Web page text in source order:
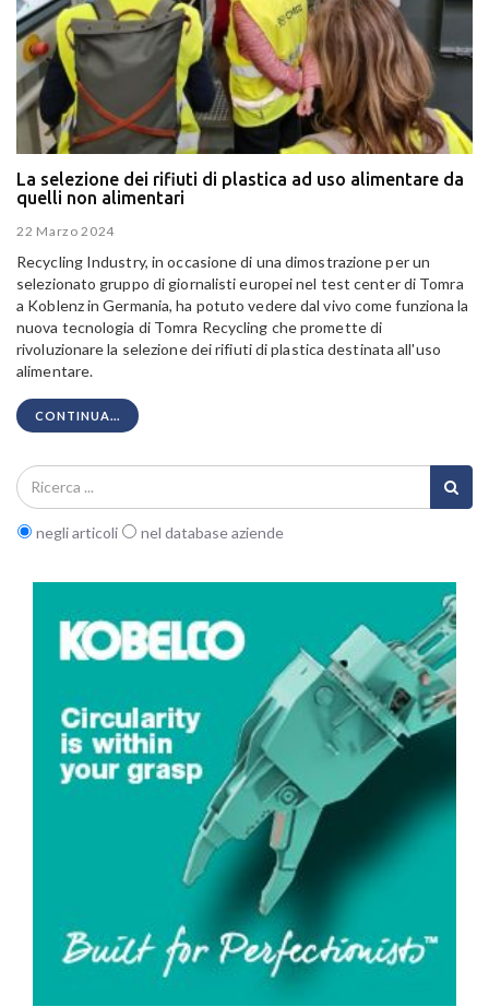
La selezione dei rifiuti di plastica ad uso alimentare da
quelli non alimentari
22 Marzo 2024
Recycling Industry, in occasione di una dimostrazione per un
selezionato gruppo di giornalisti europei nel test center di Tomra
a Koblenz in Germania, ha potuto vedere dal vivo come funziona la
nuova tecnologia di Tomra Recycling che promette di
rivoluzionare la selezione dei rifiuti di plastica destinata all'uso
alimentare.
CONTINUA...
negli articoli nel database aziende